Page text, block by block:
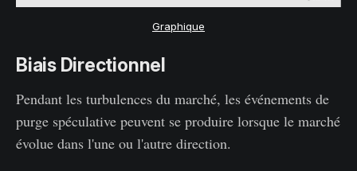
Graphique
Biais Directionnel
Pendant les turbulences du marché, les événements de
purge spéculative peuvent se produire lorsque le marché
évolue dans l'une ou l'autre direction.